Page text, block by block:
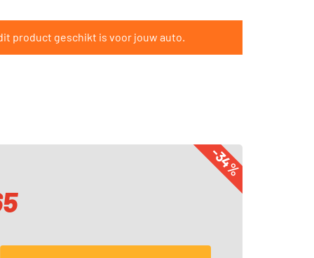
product geschikt is voor jouw auto.
-34%